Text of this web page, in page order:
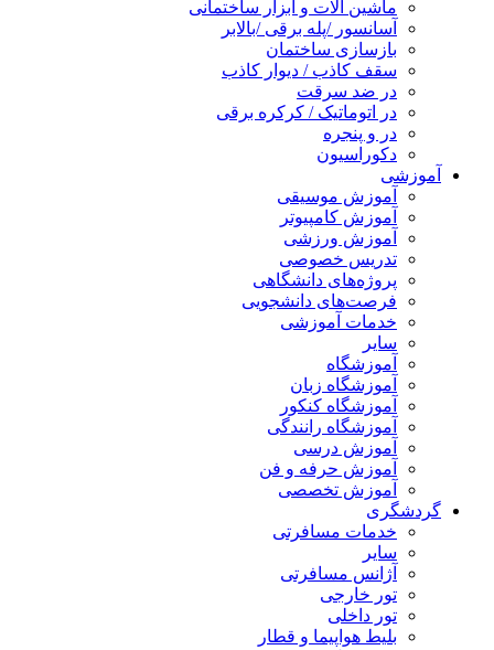
ماشین آلات و ابزار ساختمانی
آسانسور /پله برقی /بالابر
بازسازی ساختمان
سقف کاذب / دیوار کاذب
در ضد سرقت
در اتوماتیک / کرکره برقی
در و پنجره
دکوراسیون
آموزشی
آموزش موسیقی
آموزش کامپیوتر
آموزش ورزشی
تدریس خصوصی
پروژه‌های دانشگاهی
فرصت‌های دانشجویی
خدمات آموزشی
سایر
آموزشگاه
آموزشگاه زبان
آموزشگاه کنکور
آموزشگاه رانندگی
آموزش درسی
آموزش حرفه و فن
آموزش تخصصی
گردشگری
خدمات مسافرتی
سایر
آژانس مسافرتی
تور خارجی
تور داخلی
بلیط هواپیما و قطار